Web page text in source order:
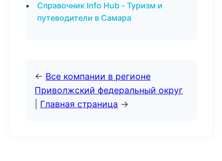
Справочник Info Hub - Туризм и
путеводители в Самара
← Все компании в регионе
Приволжский федеральный округ
Главная страница →